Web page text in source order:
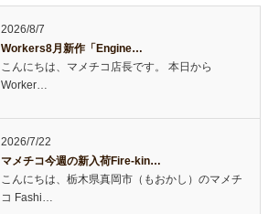
2026/8/7
Workers8月新作「Engine…
こんにちは、マメチコ店長です。 本日から
Worker…
2026/7/22
マメチコ今週の新入荷Fire-kin…
こんにちは、栃木県真岡市（もおかし）のマメチ
コ Fashi…